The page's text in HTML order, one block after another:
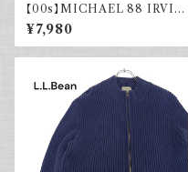
【00s】MICHAEL 88 IRVIN
デザインニット ジップアップ エ
ルボーパッチ 古着 レトロ モード
アクリル
¥7,980